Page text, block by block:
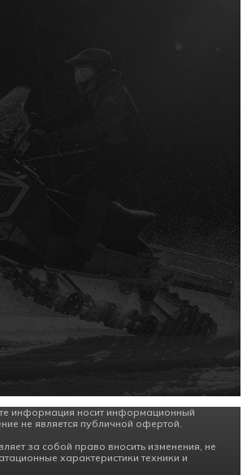
информация носит информационный
не является публичной офертой.
за собой право вносить изменения, не
характеристики техники и